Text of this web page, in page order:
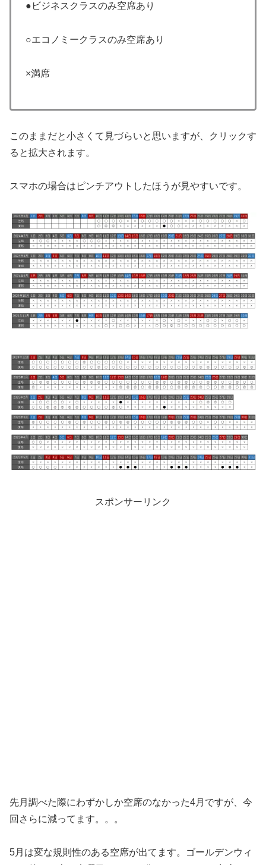
●ビジネスクラスのみ空席あり
○エコノミークラスのみ空席あり
×満席
このままだと小さくて見づらいと思いますが、クリックす
ると拡大されます。
スマホの場合はピンチアウトしたほうが見やすいです。
スポンサーリンク
先月調べた際にわずかしか空席のなかった4月ですが、今
回さらに減ってます。。。
5月は変な規則性のある空席が出てます。ゴールデンウィ